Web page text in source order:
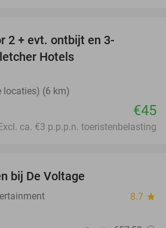
2 + evt. ontbijt en 3-
Hotels
locaties) (6 km)
€45
ca. €3 p.p.p.n. toeristenbelasting
bij De Voltage
8.7 star